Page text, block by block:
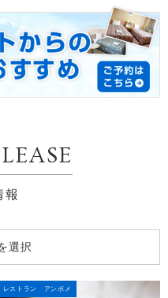
報
選択
レストラン アンボメ